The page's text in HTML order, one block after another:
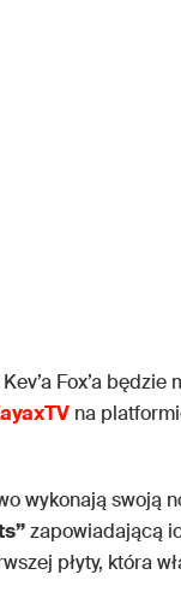
Fox’a będzie
na
wykonają swoją
zapowiadającą
płyty, która